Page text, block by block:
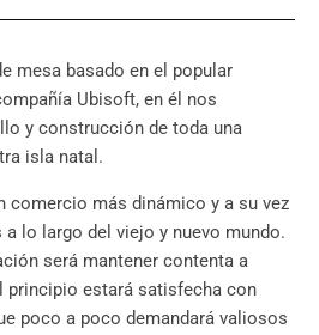
mesa basado en el popular
Ubisoft, en él nos
y construcción de toda una
isla natal.
comercio más dinámico y a su vez
lo largo del viejo y nuevo mundo.
será mantener contenta a
principio estará satisfecha con
poco a poco demandará valiosos